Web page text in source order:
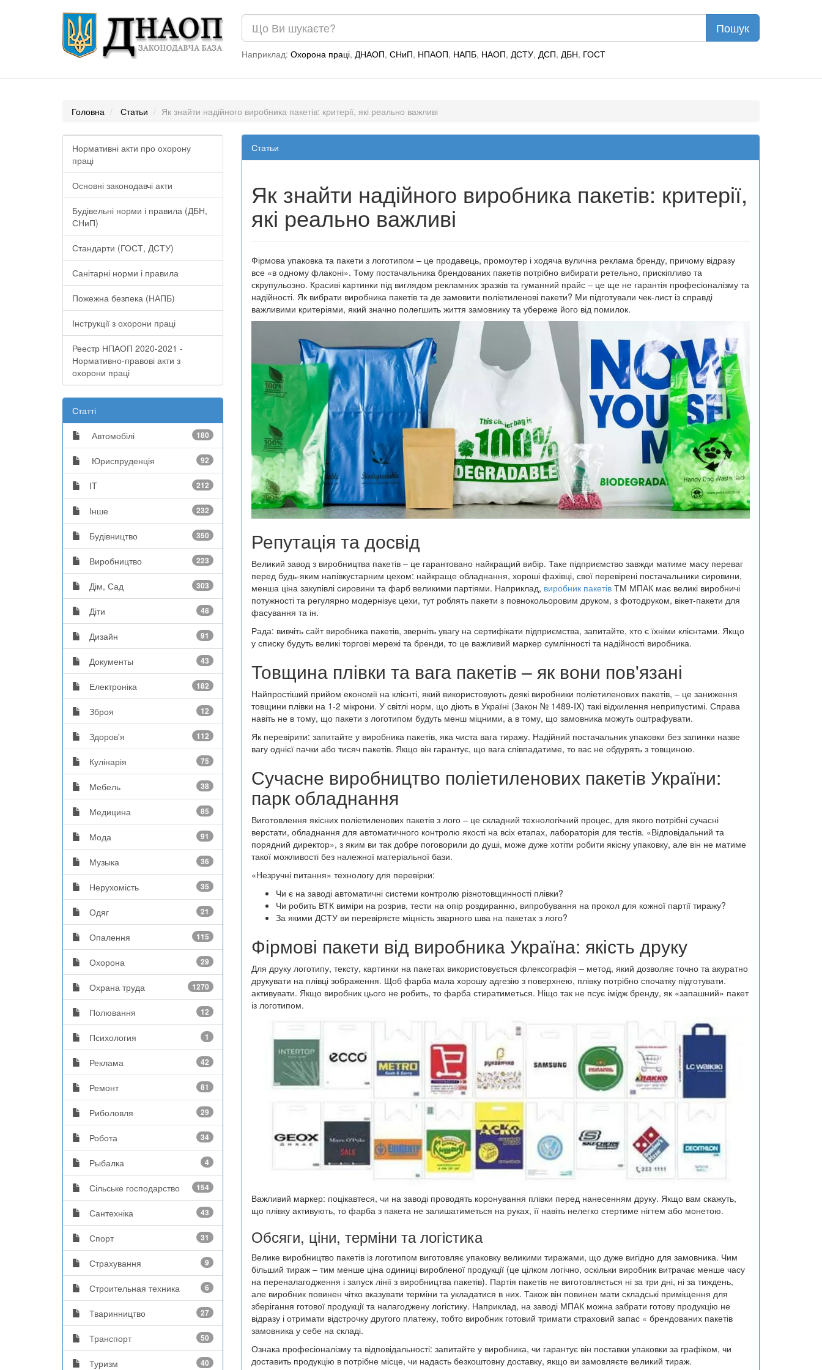
Наприклад: Охорона праці, ДНАОП, СНиП, НПАОП, НАПБ, НАОП, ДСТУ, ДСП, ДБН, ГОСТ
Головна Статьи Як знайти надійного виробника пакетів: критерії, які реально важливі
Нормативні акти про охорону
праці
Основні законодавчі акти
Будівельні норми і правила (ДБН,
СНиП)
Стандарти (ГОСТ, ДСТУ)
Санітарні норми і правила
Пожежна безпека (НАПБ)
Інструкції з охорони праці
Реестр НПАОП 2020-2021 -
Нормативно-правові акти з
охорони праці
Статті
Автомобілі 180
Юриспруденція 92
IT 212
Інше 232
Будівництво 350
Виробництво 223
Дім, Сад 303
Діти 48
Дизайн 91
Документы 43
Електроніка 182
Зброя 12
Здоров'я 112
Кулінарія 75
Мебель 38
Медицина 85
Мода 91
Музыка 36
Нерухомість 35
Одяг 21
Опалення 115
Охорона 29
Охрана труда 1270
Полювання 12
Психология 1
Реклама 42
Ремонт 81
Риболовля 29
Робота 34
Рыбалка 4
Сільське господарство 154
Сантехніка 43
Спорт 31
Страхування 9
Строительная техника 6
Тваринництво 27
Транспорт 50
Туризм 40
Статьи
Як знайти надійного виробника пакетів: критерії,
які реально важливі
Фірмова упаковка та пакети з логотипом – це продавець, промоутер і ходяча вулична реклама бренду, причому відразу
все «в одному флаконі». Тому постачальника брендованих пакетів потрібно вибирати ретельно, прискіпливо та
скрупульозно. Красиві картинки під виглядом рекламних зразків та гуманний прайс – це ще не гарантія професіоналізму та
надійності. Як вибрати виробника пакетів та де замовити поліетиленові пакети? Ми підготували чек-лист із справді
важливими критеріями, який значно полегшить життя замовнику та убереже його від помилок.
Репутація та досвід
Великий завод з виробництва пакетів – це гарантовано найкращий вибір. Таке підприємство завжди матиме масу переваг
перед будь-яким напівкустарним цехом: найкраще обладнання, хороші фахівці, свої перевірені постачальники сировини,
менша ціна закупівлі сировини та фарб великими партіями. Наприклад, виробник пакетівТМ МПАК має великі виробничі
потужності та регулярно модернізує цехи, тут роблять пакети з повнокольоровим друком, з фотодруком, вікет-пакети для
фасування та ін.
Рада: вивчіть сайт виробника пакетів, зверніть увагу на сертифікати підприємства, запитайте, хто є їхніми клієнтами. Якщо
у списку будуть великі торгові мережі та бренди, то це важливий маркер сумлінності та надійності виробника.
Товщина плівки та вага пакетів – як вони пов'язані
Найпростіший прийом економії на клієнті, який використовують деякі виробники поліетиленових пакетів, – це заниження
товщини плівки на 1-2 мікрони. У світлі норм, що діють в Україні (Закон № 1489-IX) такі відхилення неприпустимі. Справа
навіть не в тому, що пакети з логотипом будуть менш міцними, а в тому, що замовника можуть оштрафувати.
Як перевірити: запитайте у виробника пакетів, яка чиста вага тиражу. Надійний постачальник упаковки без запинки назве
вагу однієї пачки або тисяч пакетів. Якщо він гарантує, що вага співпадатиме, то вас не обдурять з товщиною.
Сучасне виробництво поліетиленових пакетів України:
парк обладнання
Виготовлення якісних поліетиленових пакетів з лого – це складний технологічний процес, для якого потрібні сучасні
верстати, обладнання для автоматичного контролю якості на всіх етапах, лабораторія для тестів. «Відповідальний та
порядний директор», з яким ви так добре поговорили до душі, може дуже хотіти робити якісну упаковку, але він не матиме
такої можливості без належної матеріальної бази.
«Незручні питання» технологу для перевірки:
Чи є на заводі автоматичні системи контролю різнотовщинності плівки?
Чи робить ВТК виміри на розрив, тести на опір роздиранню, випробування на прокол для кожної партії тиражу?
За якими ДСТУ ви перевіряєте міцність зварного шва на пакетах з лого?
Фірмові пакети від виробника Україна: якість друку
Для друку логотипу, тексту, картинки на пакетах використовується флексографія – метод, який дозволяє точно та акуратно
друкувати на плівці зображення. Щоб фарба мала хорошу адгезію з поверхнею, плівку потрібно спочатку підготувати.
активувати. Якщо виробник цього не робить, то фарба стиратиметься. Ніщо так не псує імідж бренду, як «запашний» пакет
із логотипом.
Важливий маркер: поцікавтеся, чи на заводі проводять коронування плівки перед нанесенням друку. Якщо вам скажуть,
що плівку активують, то фарба з пакета не залишатиметься на руках, її навіть нелегко стертиме нігтем або монетою.
Обсяги, ціни, терміни та логістика
Велике виробництво пакетів із логотипом виготовляє упаковку великими тиражами, що дуже вигідно для замовника. Чим
більший тираж – тим менше ціна одиниці виробленої продукції (це цілком логічно, оскільки виробник витрачає менше часу
на переналагодження і запуск лінії з виробництва пакетів). Партія пакетів не виготовляється ні за три дні, ні за тиждень,
але виробник повинен чітко вказувати терміни та укладатися в них. Також він повинен мати складські приміщення для
зберігання готової продукції та налагоджену логістику. Наприклад, на заводі МПАК можна забрати готову продукцію не
відразу і отримати відстрочку другого платежу, тобто виробник готовий тримати страховий запас « брендованих пакетів
замовника у себе на складі.
Ознака професіоналізму та відповідальності: запитайте у виробника, чи гарантує він поставки упаковки за графіком, чи
доставить продукцію в потрібне місце, чи надасть безкоштовну доставку, якщо ви замовляєте великий тираж.